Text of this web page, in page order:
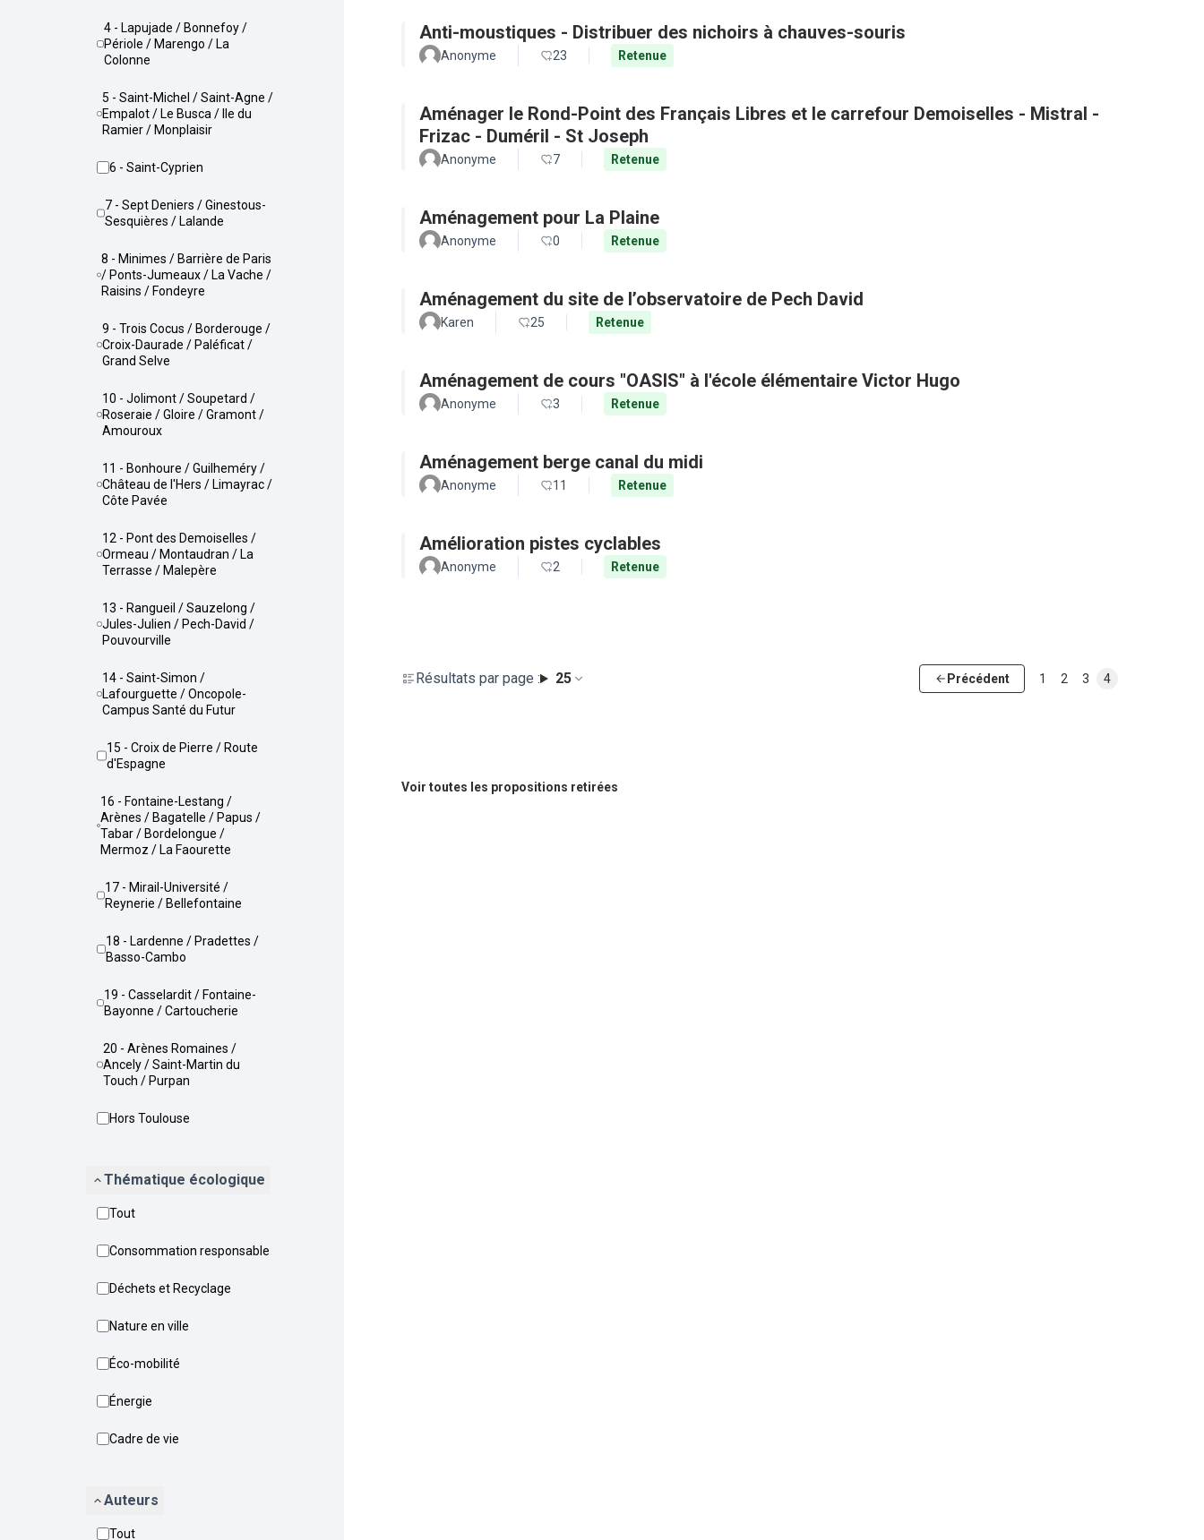
4 - Lapujade / Bonnefoy /
Périole / Marengo / La
Colonne
5 - Saint-Michel / Saint-Agne /
Empalot / Le Busca / Ile du
Ramier / Monplaisir
6 - Saint-Cyprien
7 - Sept Deniers / Ginestous-
Sesquières / Lalande
8 - Minimes / Barrière de Paris
/ Ponts-Jumeaux / La Vache /
Raisins / Fondeyre
9 - Trois Cocus / Borderouge /
Croix-Daurade / Paléficat /
Grand Selve
10 - Jolimont / Soupetard /
Roseraie / Gloire / Gramont /
Amouroux
11 - Bonhoure / Guilheméry /
Château de l'Hers / Limayrac /
Côte Pavée
12 - Pont des Demoiselles /
Ormeau / Montaudran / La
Terrasse / Malepère
13 - Rangueil / Sauzelong /
Jules-Julien / Pech-David /
Pouvourville
14 - Saint-Simon /
Lafourguette / Oncopole-
Campus Santé du Futur
15 - Croix de Pierre / Route
d'Espagne
16 - Fontaine-Lestang /
Arènes / Bagatelle / Papus /
Tabar / Bordelongue /
Mermoz / La Faourette
17 - Mirail-Université /
Reynerie / Bellefontaine
18 - Lardenne / Pradettes /
Basso-Cambo
19 - Casselardit / Fontaine-
Bayonne / Cartoucherie
20 - Arènes Romaines /
Ancely / Saint-Martin du
Touch / Purpan
Hors Toulouse
Thématique écologique
Tout
Consommation responsable
Déchets et Recyclage
Nature en ville
Éco-mobilité
Énergie
Cadre de vie
Auteurs
Tout
Anti-moustiques - Distribuer des nichoirs à chauves-souris
Anonyme 23 Retenue
Aménager le Rond-Point des Français Libres et le carrefour Demoiselles - Mistral -
Frizac - Duméril - St Joseph
Anonyme 7 Retenue
Aménagement pour La Plaine
Anonyme 0 Retenue
Aménagement du site de l’observatoire de Pech David
Karen 25 Retenue
Aménagement de cours "OASIS" à l'école élémentaire Victor Hugo
Anonyme 3 Retenue
Aménagement berge canal du midi
Anonyme 11 Retenue
Amélioration pistes cyclables
Anonyme 2 Retenue
Résultats par page : 25 Précédent 1 2 3 4
Voir toutes les propositions retirées